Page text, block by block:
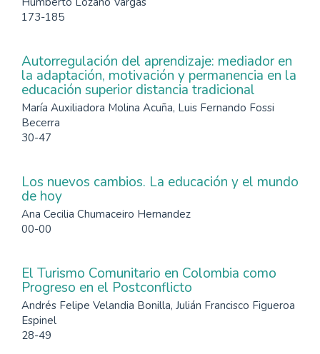
173-185
Autorregulación del aprendizaje: mediador en
la adaptación, motivación y permanencia en la
educación superior distancia tradicional
María Auxiliadora Molina Acuña, Luis Fernando Fossi
Becerra
30-47
Los nuevos cambios. La educación y el mundo
de hoy
Ana Cecilia Chumaceiro Hernandez
00-00
El Turismo Comunitario en Colombia como
Progreso en el Postconflicto
Andrés Felipe Velandia Bonilla, Julián Francisco Figueroa
Espinel
28-49